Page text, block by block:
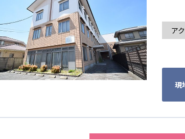
有限公司
共生（大連）商務諮詢有限公司
ボジア日本友好共生クヴィアン中学校
カンボジア
ア
現